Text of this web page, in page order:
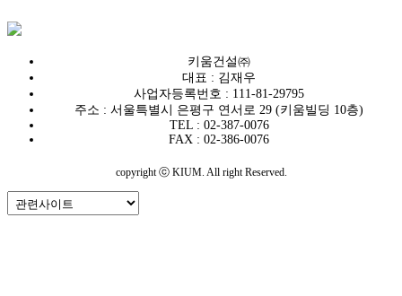
키움건설㈜
대표 : 김재우
사업자등록번호 : 111-81-29795
주소 : 서울특별시 은평구 연서로 29 (키움빌딩 10층)
TEL : 02-387-0076
FAX : 02-386-0076
copyright ⓒ KIUM. All right Reserved.